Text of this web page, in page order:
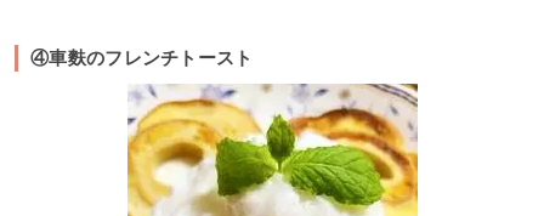
④車麩のフレンチトースト